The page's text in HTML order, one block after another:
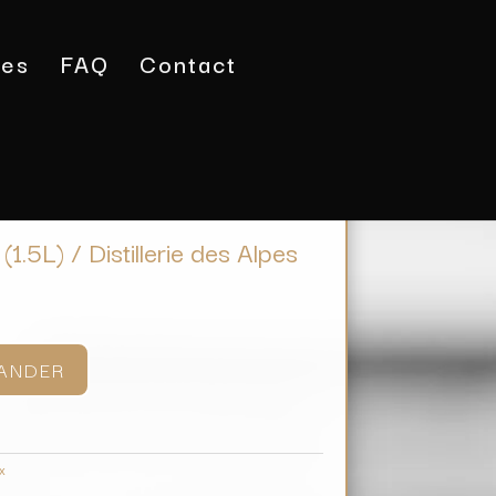
FAQ
Contact
/ Distillerie des Alpes